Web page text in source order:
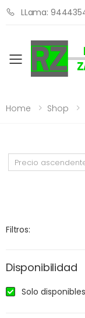
LLama:
Toggle
Home Shop
Filtros:
Disponibilidad
Solo disponibles